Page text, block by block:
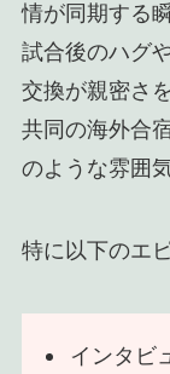
情が同期する
試合後のハグ
交換が親密さ
共同の海外合
のような雰囲
特に以下のエ
インタビ